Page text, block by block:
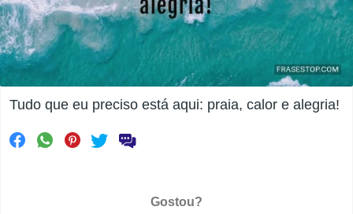
Tudo que eu preciso está aqui: praia, calor e alegria!
Gostou?